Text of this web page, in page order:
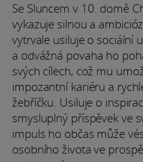
Se Sluncem v 10. domě
vykazuje silnou a
vytrvale usiluje o sociální
a odvážná povaha ho
svých cílech, což mu
impozantní kariéru a
žebříčku. Usiluje o
smysluplný příspěvek ve
impuls ho občas může
osobního života ve